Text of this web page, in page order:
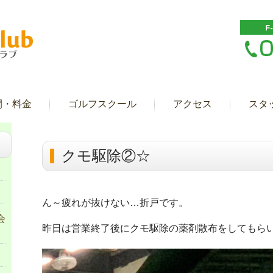
料金 ゴルフスクール アクセス スタ
クモ駆除②☆
ん～疲れが抜けない…折戸です。
昨日は営業終了後にクモ駆除の薬剤散布をしてもら